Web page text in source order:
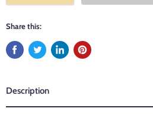
Share this:
Description